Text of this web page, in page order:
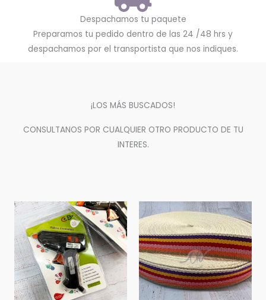
Despachamos tu paquete
Preparamos tu pedido dentro de las 24 /48 hrs y
despachamos por el transportista que nos indiques.
¡LOS MÁS BUSCADOS!
CONSULTANOS POR CUALQUIER OTRO PRODUCTO DE TU
INTERES.